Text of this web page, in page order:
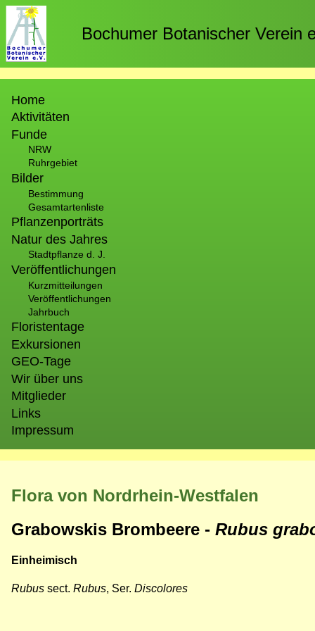
Direkt
zum
Inhalt
Bochumer Botanischer Verein
Home
Aktivitäten
Funde
NRW
Ruhrgebiet
Bilder
Bestimmung
Gesamtartenliste
Pflanzenporträts
Natur des Jahres
Stadtpflanze d. J.
Veröffentlichungen
Kurzmitteilungen
Veröffentlichungen
Jahrbuch
Floristentage
Exkursionen
GEO-Tage
Wir über uns
Mitglieder
Links
Impressum
Flora von Nordrhein-Westfalen
Grabowskis Brombeere - Rubus
Einheimisch
Rubus sect. Rubus, Ser. Discolores